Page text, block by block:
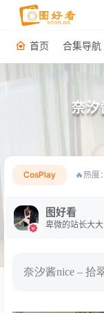
首页 合集导航
奈
CosPlay 🔥热度
图好看
卑微的站长大大
奈汐酱nice – 拾